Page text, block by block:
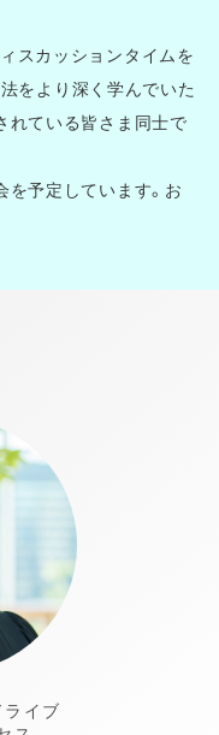
スカッションタイムを
より深く学んでいた
れている皆さま同士で
を予定しています。お
イブ